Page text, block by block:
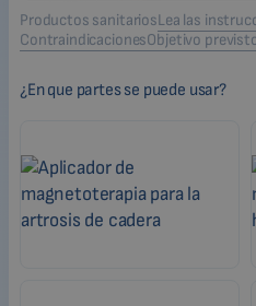
Productos sanitariosLea las
ContraindicacionesObjetivo
¿En que partes se puede usar?